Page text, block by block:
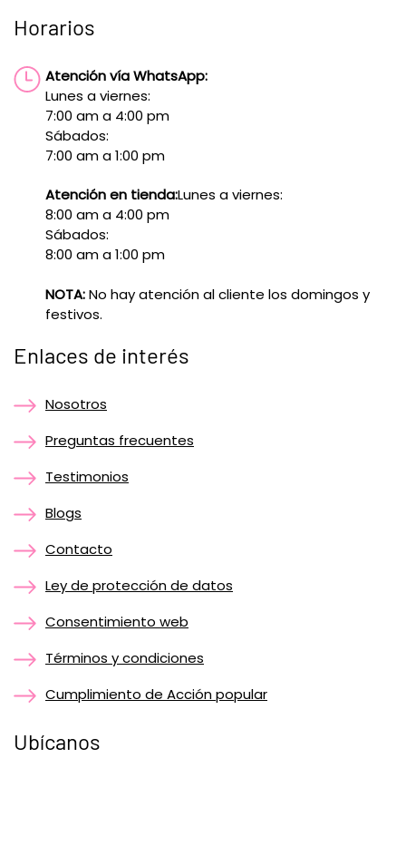
Horarios
Atención vía WhatsApp:
Lunes a viernes:
7:00 am a 4:00 pm
Sábados:
7:00 am a 1:00 pm
Atención en tienda:Lunes a viernes:
8:00 am a 4:00 pm
Sábados:
8:00 am a 1:00 pm
NOTA:No hay atención al cliente los domingos y
festivos.
Enlaces de interés
Nosotros
Preguntas frecuentes
Testimonios
Blogs
Contacto
Ley de protección de datos
Consentimiento web
Términos y condiciones
Cumplimiento de Acción popular
Ubícanos